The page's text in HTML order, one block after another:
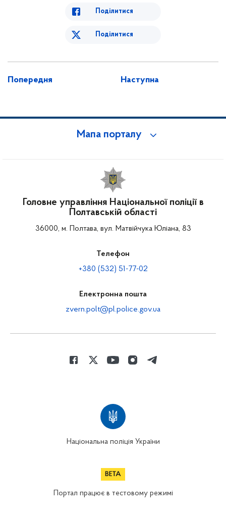
Поділитися
Поділитися
Попередня Наступна
Мапа порталу
Головне управління Національної поліції в
Полтавській області
36000, м. Полтава, вул. Матвійчука Юліана, 83
Телефон
+380 (532) 51-77-02
Електронна пошта
zvern.polt@pl.police.gov.ua
Національна поліція України
Портал працює в тестовому режимі